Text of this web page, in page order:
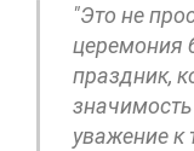
"Это не
церемония
праздник,
уважение к